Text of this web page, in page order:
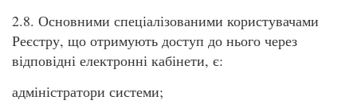
2.8. Основними спеціалізованими користувачами
Реєстру, що отримують доступ до нього через
відповідні електронні кабінети, є:
адміністратори системи;